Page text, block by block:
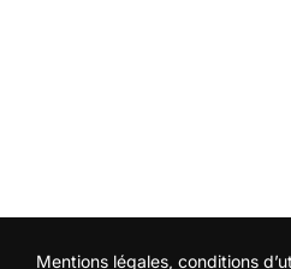
Mentions légales, conditions